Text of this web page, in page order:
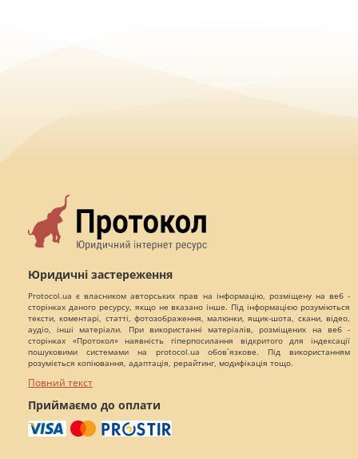
Юридичні застереження
Protocol.ua є власником авторських прав на інформацію, розміщену на веб -
сторінках даного ресурсу, якщо не вказано інше. Під інформацією розуміються
тексти, коментарі, статті, фотозображення, малюнки, ящик-шота, скани, відео,
аудіо, інші матеріали. При використанні матеріалів, розміщених на веб -
сторінках «Протокол» наявність гіперпосилання відкритого для індексації
пошуковими системами на protocol.ua обов`язкове. Під використанням
розуміється копіювання, адаптація, рерайтинг, модифікація тощо.
Повний текст
Приймаємо до оплати